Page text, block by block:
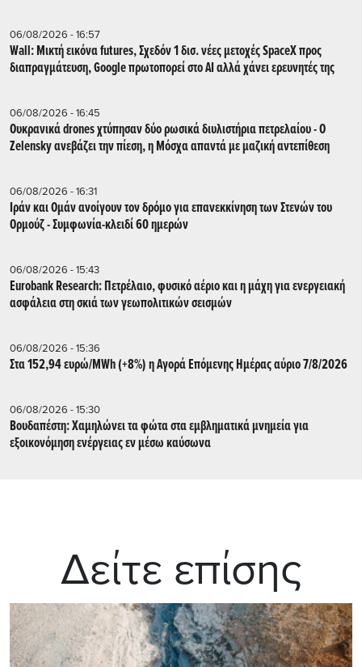
06/08/2026 - 16:57
Wall: Μικτή εικόνα futures, Σχεδόν 1 δισ. νέες μετοχές SpaceX προς
διαπραγμάτευση, Google πρωτοπορεί στο AI αλλά χάνει ερευνητές της
06/08/2026 - 16:45
Ουκρανικά drones χτύπησαν δύο ρωσικά διυλιστήρια πετρελαίου - Ο
Zelensky ανεβάζει την πίεση, η Μόσχα απαντά με μαζική αντεπίθεση
06/08/2026 - 16:31
Ιράν και Ομάν ανοίγουν τον δρόμο για επανεκκίνηση των Στενών του
Ορμούζ - Συμφωνία-κλειδί 60 ημερών
06/08/2026 - 15:43
Eurobank Research: Πετρέλαιο, φυσικό αέριο και η μάχη για ενεργειακή
ασφάλεια στη σκιά των γεωπολιτικών σεισμών
06/08/2026 - 15:36
Στα 152,94 ευρώ/MWh (+8%) η Αγορά Επόμενης Ημέρας αύριο 7/8/2026
06/08/2026 - 15:30
Βουδαπέστη: Χαμηλώνει τα φώτα στα εμβληματικά μνημεία για
εξοικονόμηση ενέργειας εν μέσω καύσωνα
Δείτε επίσης